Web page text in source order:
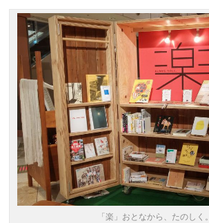
「楽」おとなから、たのしく。